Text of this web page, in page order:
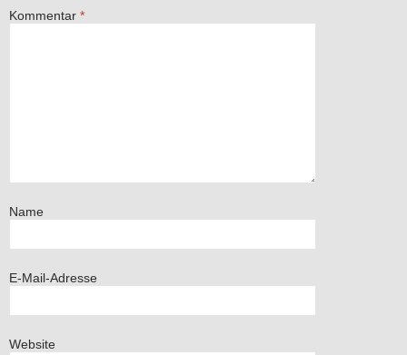
Kommentar *
Name
E-Mail-Adresse
Website